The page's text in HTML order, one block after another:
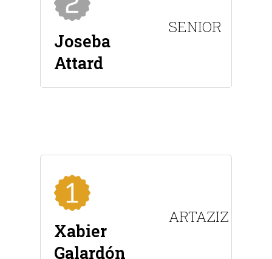
Joseba
Attard
SENIOR
Xabier
Galardón
ARTAZIZ